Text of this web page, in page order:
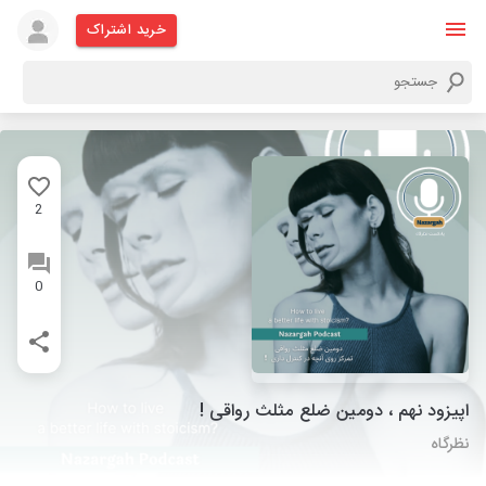
خرید اشتراک
2
0
اپیزود نهم ، دومین ضلع مثلث رواقی !
نظرگاه